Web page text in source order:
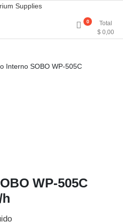
–
0
Total
$ 0,00
Interno SOBO WP-505C
WP-505C